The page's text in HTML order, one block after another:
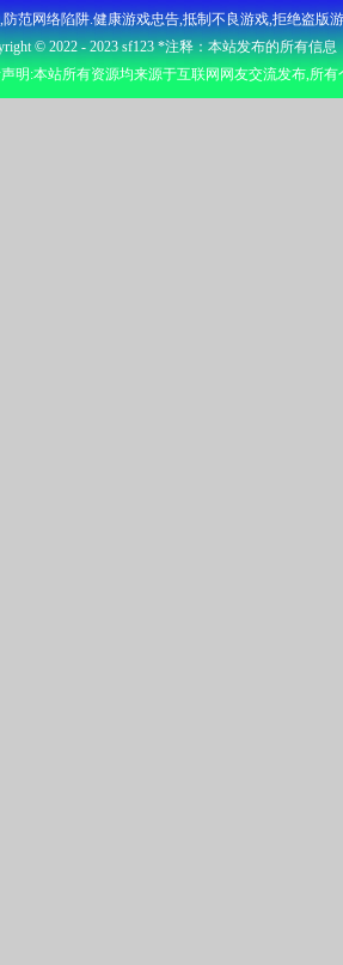
范网络陷阱.健康游戏忠告,抵制不良游戏,拒绝盗版
© 2022 - 2023sf123*注释：本站发布的所有信息
明:本站所有资源均来源于互联网网友交流发布,所